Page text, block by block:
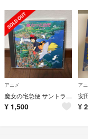
アニメ
魔女の宅急便 サントラ音楽集
¥ 1,500
ア
¥